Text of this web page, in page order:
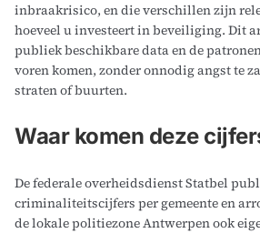
inbraakrisico, en die verschillen zijn
hoeveel u investeert in beveiliging. Dit
publiek beschikbare data en de
voren komen, zonder onnodig angst te
straten of buurten.
Waar komen deze
De federale overheidsdienst Statbel
criminaliteitscijfers per gemeente en
de lokale politiezone Antwerpen ook